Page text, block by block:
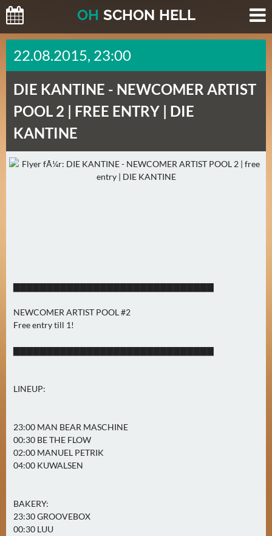
OH SCHON HELL
H
E
T
E
(
2
)
0
)
U
B
R
R
G
E
N
0
)
22.08.2015, 23:00
DIE KANTINE - NEWCOMER ARTIST
POOL 2 | FREE ENTRY | DIE
KANTINE
▇▇▇▇▇▇▇▇▇▇▇▇▇▇▇▇▇▇▇▇▇▇▇▇▇▇▇▇▇▇
NEWCOMER ARTIST POOL #2
Free entry till 1!
▇▇▇▇▇▇▇▇▇▇▇▇▇▇▇▇▇▇▇▇▇▇▇▇▇▇▇▇▇▇
LINEUP:
23:00 MAN BEAR MASCHINE
00:30 BE THE FLOW
02:00 MANUEL PETRIK
04:00 KUWALSEN
BAKERY:
23:30 GROOVEBOX
00:30 LUU